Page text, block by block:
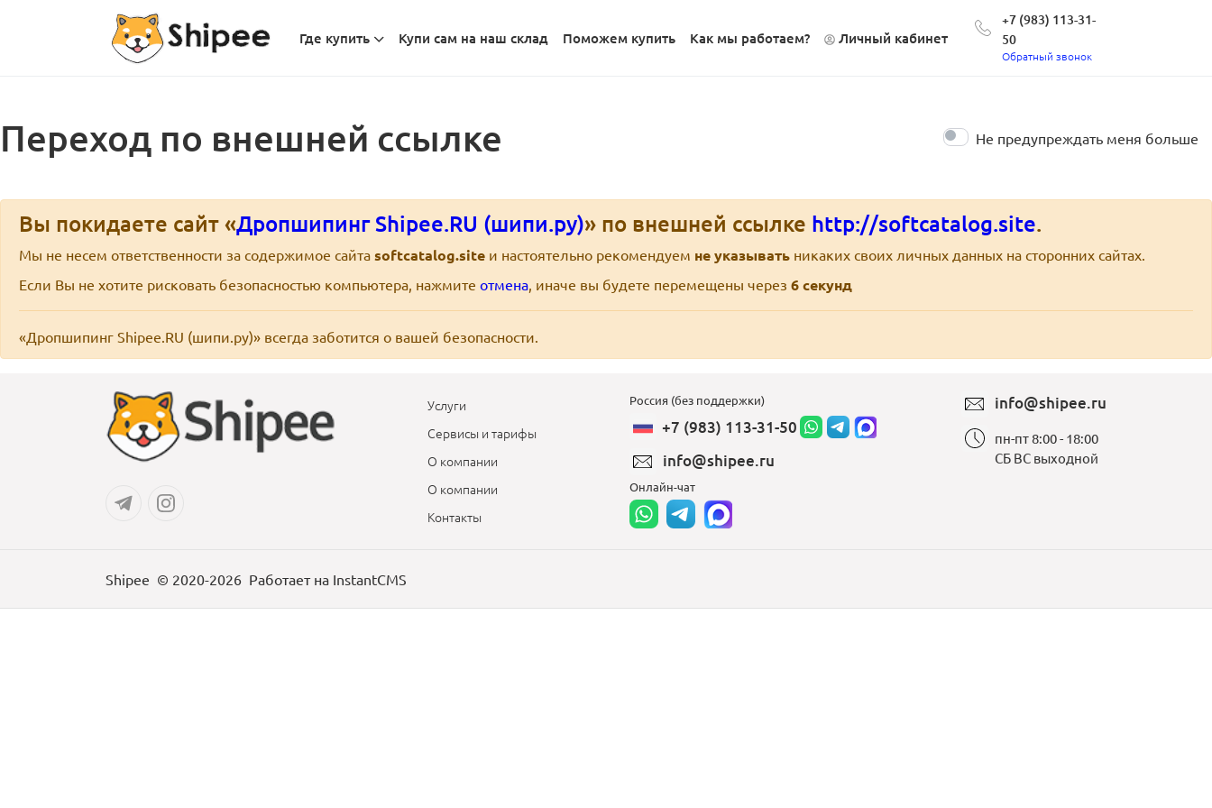
Где купить Купи сам на наш склад Поможем купить Как мы работаем? Личный кабинет
+7 (983) 113-31-
50
Обратный звонок
Переход по внешней ссылке Не предупреждать меня больше
Вы покидаете сайт «Дропшипинг Shipee.RU (шипи.ру)» по внешней ссылке http://softcatalog.site.
Мы не несем ответственности за содержимое сайта softcatalog.site и настоятельно рекомендуем не указывать никаких своих личных данных на сторонних сайтах.
Если Вы не хотите рисковать безопасностью компьютера, нажмите отмена, иначе вы будете перемещены через 6секунд
«Дропшипинг Shipee.RU (шипи.ру)» всегда заботится о вашей безопасности.
Услуги
Сервисы и тарифы
О компании
О компании
Контакты
Россия (без поддержки)
+7 (983) 113-31-50
info@shipee.ru
Онлайн-чат
info@shipee.ru
пн-пт 8:00 - 18:00
СБ ВС выходной
Shipee © 2020-2026 Работает на InstantCMS